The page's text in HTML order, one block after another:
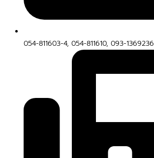
054-811603-4, 054-811610, 093-1369236